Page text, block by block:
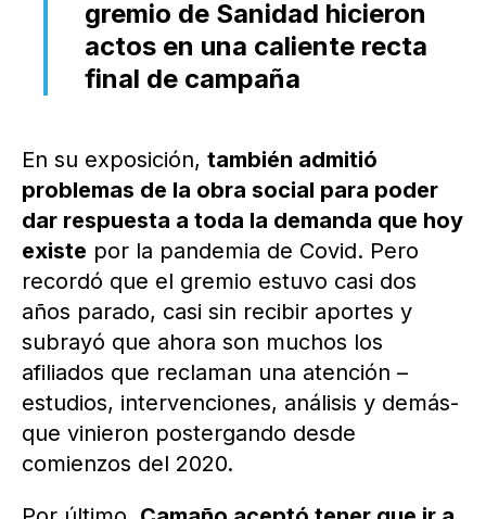
gremio de Sanidad hicieron
actos en una caliente recta
final de campaña
En su exposición, también admitió
problemas de la obra social para poder
dar respuesta a toda la demanda que hoy
existe por la pandemia de Covid. Pero
recordó que el gremio estuvo casi dos
años parado, casi sin recibir aportes y
subrayó que ahora son muchos los
afiliados que reclaman una atención –
estudios, intervenciones, análisis y demás-
que vinieron postergando desde
comienzos del 2020.